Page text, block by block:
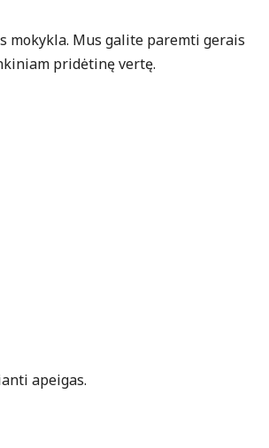
mokykla. Mus galite paremti gerais
pridėtinę vertę.
apeigas.